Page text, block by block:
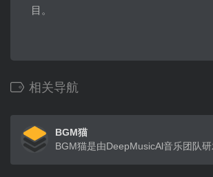
目。
相关导航
BGM猫